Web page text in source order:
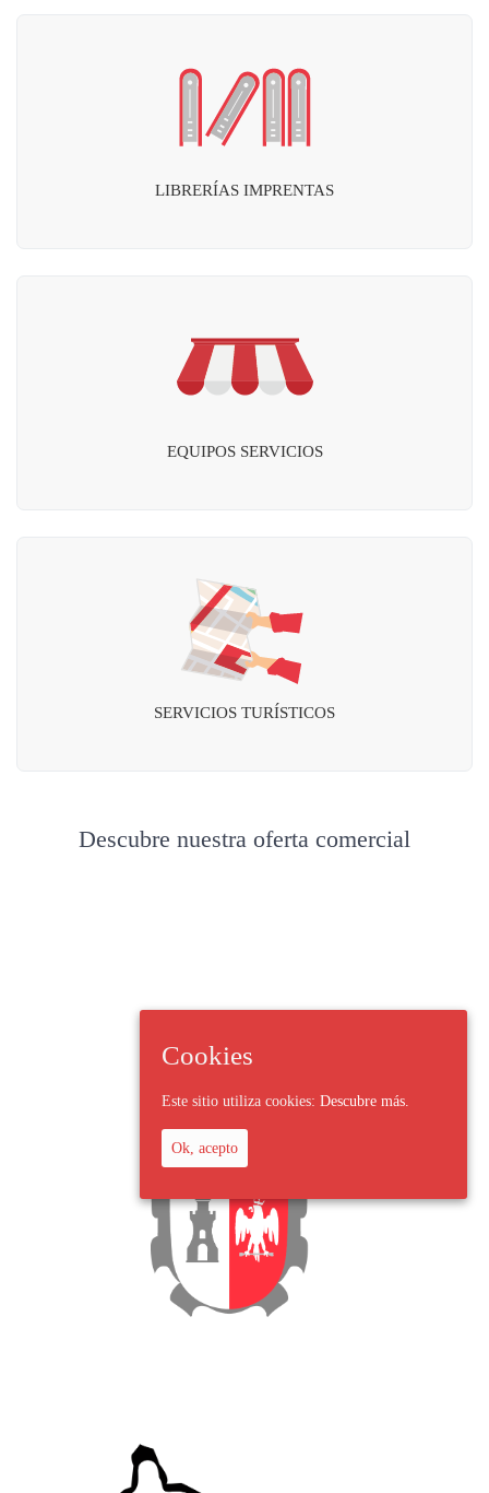
LIBRERÍAS IMPRENTAS
EQUIPOS SERVICIOS
SERVICIOS TURÍSTICOS
Descubre nuestra oferta comercial
Cookies
Este sitio utiliza cookies: Descubre más.
Ok, acepto